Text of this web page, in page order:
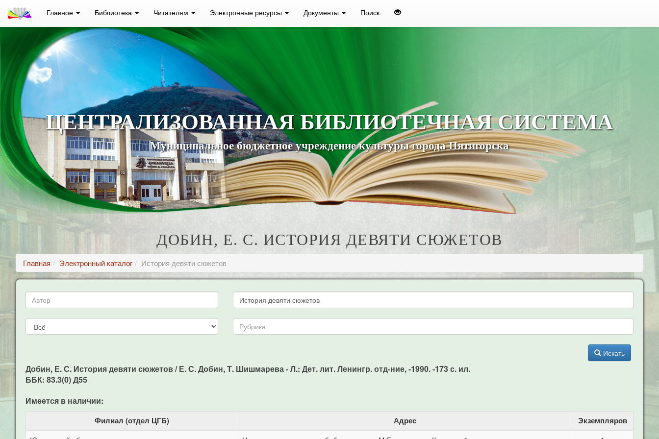
Главное Библиотека Читателям Электронные ресурсы Документы Поиск
ЦЕНТРАЛИЗОВАННАЯ БИБЛИОТЕЧНАЯ СИСТЕМА
Муниципальное бюджетное учреждение культуры города Пятигорска
ДОБИН, Е. С. ИСТОРИЯ ДЕВЯТИ СЮЖЕТОВ
Главная Электронный каталог История девяти сюжетов
Искать
Добин, Е. С. История девяти сюжетов / Е. С. Добин, Т. Шишмарева - Л.: Дет. лит. Ленингр. отд-ние, -1990. -173 с. ил.
ББК: 83.3(0) Д55
Имеется в наличии:
Филиал (отдел ЦГБ) Адрес Экземпляров